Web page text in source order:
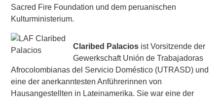
Sacred Fire Foundation und dem peruanischen
Kulturministerium.
Claribed Palacios ist Vorsitzende der
Gewerkschaft Unión de Trabajadoras
Afrocolombianas del Servicio Doméstico (UTRASD) und
eine der anerkanntesten Anführerinnen von
Hausangestellten in Lateinamerika. Sie war eine der